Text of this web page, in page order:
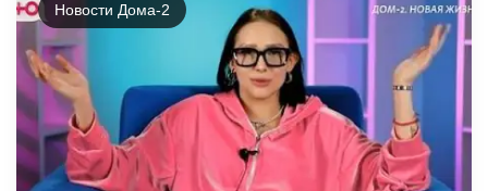
Новости Дома-2